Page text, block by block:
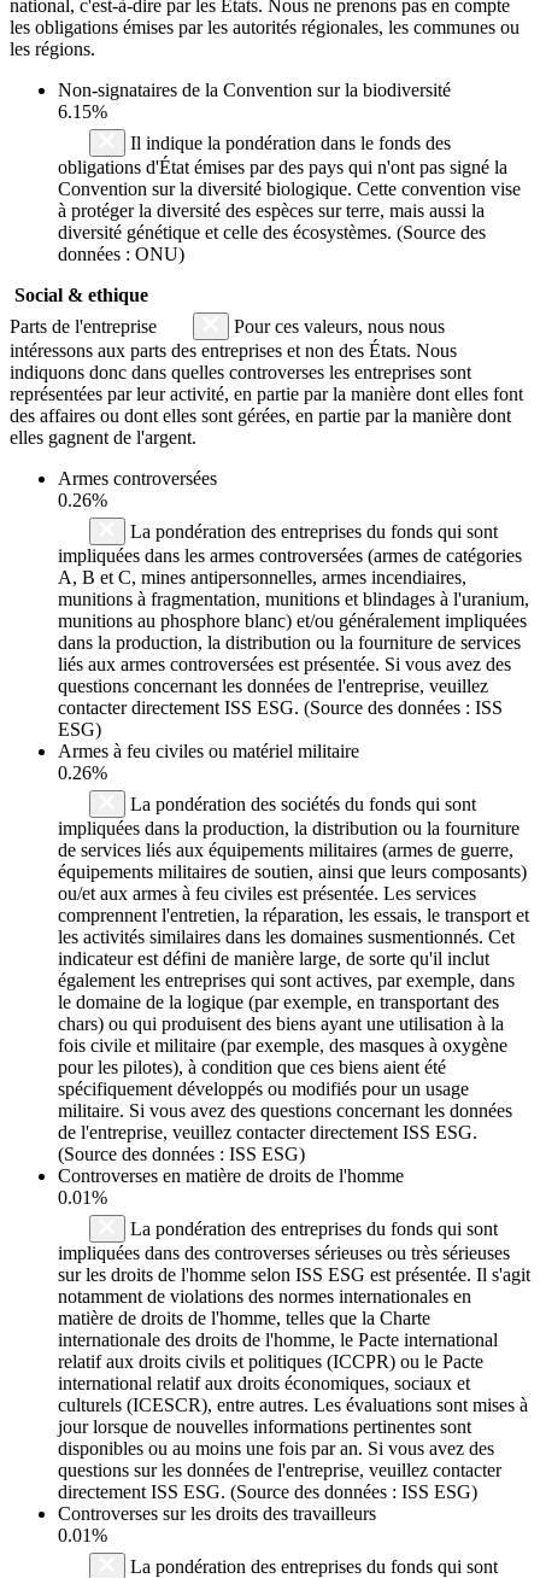
national, c'est-à-dire par les États. Nous ne prenons pas en compte
les obligations émises par les autorités régionales, les communes ou
les régions.
Non-signataires de la Convention sur la biodiversité
6.15%
Il indique la pondération dans le fonds des
obligations d'État émises par des pays qui n'ont pas signé la
Convention sur la diversité biologique. Cette convention vise
à protéger la diversité des espèces sur terre, mais aussi la
diversité génétique et celle des écosystèmes. (Source des
données : ONU)
Social & ethique
Parts de l'entreprise
Pour ces valeurs, nous nous
intéressons aux parts des entreprises et non des États. Nous
indiquons donc dans quelles controverses les entreprises sont
représentées par leur activité, en partie par la manière dont elles font
des affaires ou dont elles sont gérées, en partie par la manière dont
elles gagnent de l'argent.
Armes controversées
0.26%
La pondération des entreprises du fonds qui sont
impliquées dans les armes controversées (armes de catégories
A, B et C, mines antipersonnelles, armes incendiaires,
munitions à fragmentation, munitions et blindages à l'uranium,
munitions au phosphore blanc) et/ou généralement impliquées
dans la production, la distribution ou la fourniture de services
liés aux armes controversées est présentée. Si vous avez des
questions concernant les données de l'entreprise, veuillez
contacter directement ISS ESG. (Source des données : ISS
ESG)
Armes à feu civiles ou matériel militaire
0.26%
La pondération des sociétés du fonds qui sont
impliquées dans la production, la distribution ou la fourniture
de services liés aux équipements militaires (armes de guerre,
équipements militaires de soutien, ainsi que leurs composants)
ou/et aux armes à feu civiles est présentée. Les services
comprennent l'entretien, la réparation, les essais, le transport et
les activités similaires dans les domaines susmentionnés. Cet
indicateur est défini de manière large, de sorte qu'il inclut
également les entreprises qui sont actives, par exemple, dans
le domaine de la logique (par exemple, en transportant des
chars) ou qui produisent des biens ayant une utilisation à la
fois civile et militaire (par exemple, des masques à oxygène
pour les pilotes), à condition que ces biens aient été
spécifiquement développés ou modifiés pour un usage
militaire. Si vous avez des questions concernant les données
de l'entreprise, veuillez contacter directement ISS ESG.
(Source des données : ISS ESG)
Controverses en matière de droits de l'homme
0.01%
La pondération des entreprises du fonds qui sont
impliquées dans des controverses sérieuses ou très sérieuses
sur les droits de l'homme selon ISS ESG est présentée. Il s'agit
notamment de violations des normes internationales en
matière de droits de l'homme, telles que la Charte
internationale des droits de l'homme, le Pacte international
relatif aux droits civils et politiques (ICCPR) ou le Pacte
international relatif aux droits économiques, sociaux et
culturels (ICESCR), entre autres. Les évaluations sont mises à
jour lorsque de nouvelles informations pertinentes sont
disponibles ou au moins une fois par an. Si vous avez des
questions sur les données de l'entreprise, veuillez contacter
directement ISS ESG. (Source des données : ISS ESG)
Controverses sur les droits des travailleurs
0.01%
La pondération des entreprises du fonds qui sont